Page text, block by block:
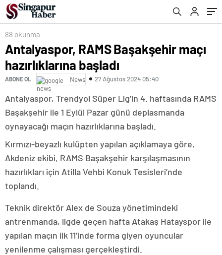
88 okunma
Antalyaspor, RAMS Başakşehir maçı
hazırlıklarına başladı
ABONE OL News 27 Ağustos 2024 05:40
Antalyaspor, Trendyol Süper Lig’in 4. haftasında RAMS
Başakşehir ile 1 Eylül Pazar günü deplasmanda
oynayacağı maçın hazırlıklarına başladı.
Kırmızı-beyazlı kulüpten yapılan açıklamaya göre,
Akdeniz ekibi, RAMS Başakşehir karşılaşmasının
hazırlıkları için Atilla Vehbi Konuk Tesisleri’nde
toplandı.
Teknik direktör Alex de Souza yönetimindeki
antrenmanda, ligde geçen hafta Atakaş Hatayspor ile
yapılan maçın ilk 11’inde forma giyen oyuncular
yenilenme çalışması gerçekleştirdi.